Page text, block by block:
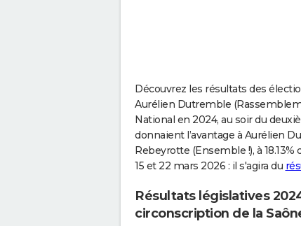
Découvrez les résultats des
Aurélien Dutremble
National en 2024, au soir du
donnaient l’avantage à Aurélien
Rebeyrotte (Ensemble !), à
15 et 22 mars 2026 : il s'agira du
Résultats législatives
circonscription de la